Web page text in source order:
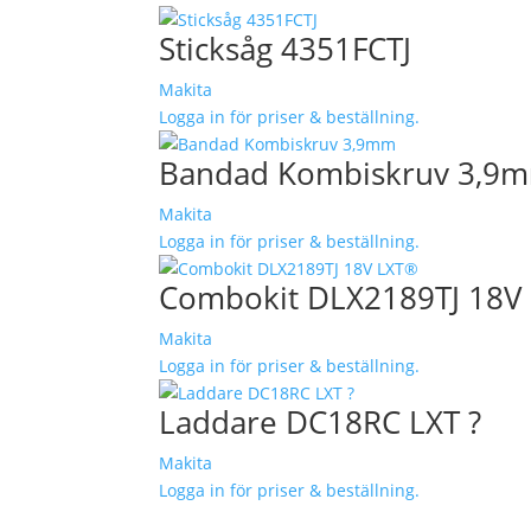
Sticksåg 4351FCTJ
Makita
Logga in för priser & beställning.
Bandad Kombiskruv
Makita
Logga in för priser & beställning.
Combokit DLX2189TJ
Makita
Logga in för priser & beställning.
Laddare DC18RC LXT ?
Makita
Logga in för priser & beställning.